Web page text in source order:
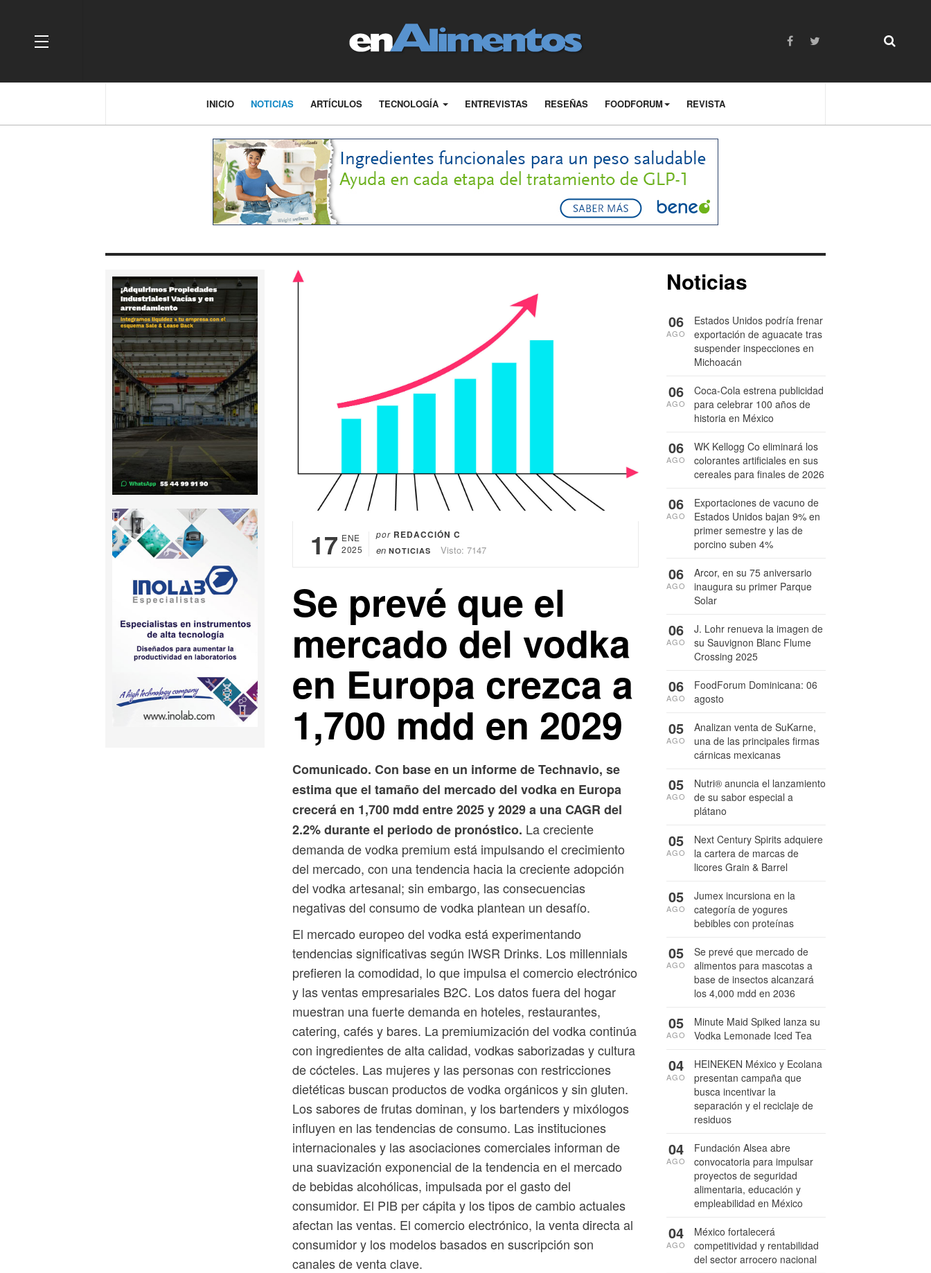
OFF CANVAS
INICIO NOTICIAS ARTÍCULOS TECNOLOGÍA ENTREVISTAS RESEÑAS FOODFORUM REVISTA
17 ENE
2025
por REDACCIÓN C
en NOTICIAS Visto: 7147
Se prevé que el
mercado del vodka
en Europa crezca a
1,700 mdd en 2029
Comunicado. Con base en un informe de Technavio, se
estima que el tamaño del mercado del vodka en Europa
crecerá en 1,700 mdd entre 2025 y 2029 a una CAGR del
2.2% durante el periodo de pronóstico. La creciente
demanda de vodka premium está impulsando el crecimiento
del mercado, con una tendencia hacia la creciente adopción
del vodka artesanal; sin embargo, las consecuencias
negativas del consumo de vodka plantean un desafío.
El mercado europeo del vodka está experimentando
tendencias significativas según IWSR Drinks. Los millennials
prefieren la comodidad, lo que impulsa el comercio electrónico
y las ventas empresariales B2C. Los datos fuera del hogar
muestran una fuerte demanda en hoteles, restaurantes,
catering, cafés y bares. La premiumización del vodka continúa
con ingredientes de alta calidad, vodkas saborizadas y cultura
de cócteles. Las mujeres y las personas con restricciones
dietéticas buscan productos de vodka orgánicos y sin gluten.
Los sabores de frutas dominan, y los bartenders y mixólogos
influyen en las tendencias de consumo. Las instituciones
internacionales y las asociaciones comerciales informan de
una suavización exponencial de la tendencia en el mercado
de bebidas alcohólicas, impulsada por el gasto del
consumidor. El PIB per cápita y los tipos de cambio actuales
afectan las ventas. El comercio electrónico, la venta directa al
consumidor y los modelos basados ​​en suscripción son
canales de venta clave.
Noticias
Estados Unidos podría frenar
exportación de aguacate tras
suspender inspecciones en
Michoacán
06
AGO
Coca-Cola estrena publicidad
para celebrar 100 años de
historia en México
06
AGO
WK Kellogg Co eliminará los
colorantes artificiales en sus
cereales para finales de 2026
06
AGO
Exportaciones de vacuno de
Estados Unidos bajan 9% en
primer semestre y las de
porcino suben 4%
06
AGO
Arcor, en su 75 aniversario
inaugura su primer Parque
Solar
06
AGO
J. Lohr renueva la imagen de
su Sauvignon Blanc Flume
Crossing 2025
06
AGO
FoodForum Dominicana: 06
agosto
06
AGO
Analizan venta de SuKarne,
una de las principales firmas
cárnicas mexicanas
05
AGO
Nutri® anuncia el lanzamiento
de su sabor especial a
plátano
05
AGO
Next Century Spirits adquiere
la cartera de marcas de
licores Grain & Barrel
05
AGO
Jumex incursiona en la
categoría de yogures
bebibles con proteínas
05
AGO
Se prevé que mercado de
alimentos para mascotas a
base de insectos alcanzará
los 4,000 mdd en 2036
05
AGO
Minute Maid Spiked lanza su
Vodka Lemonade Iced Tea
05
AGO
HEINEKEN México y Ecolana
presentan campaña que
busca incentivar la
separación y el reciclaje de
residuos
04
AGO
Fundación Alsea abre
convocatoria para impulsar
proyectos de seguridad
alimentaria, educación y
empleabilidad en México
04
AGO
México fortalecerá
competitividad y rentabilidad
del sector arrocero nacional
04
AGO